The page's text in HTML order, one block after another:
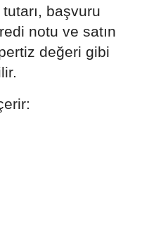
başvuru
notu ve satın
değeri gibi